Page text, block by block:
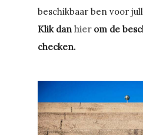
beschikbaar ben voor
Klik danhierom de
checken.